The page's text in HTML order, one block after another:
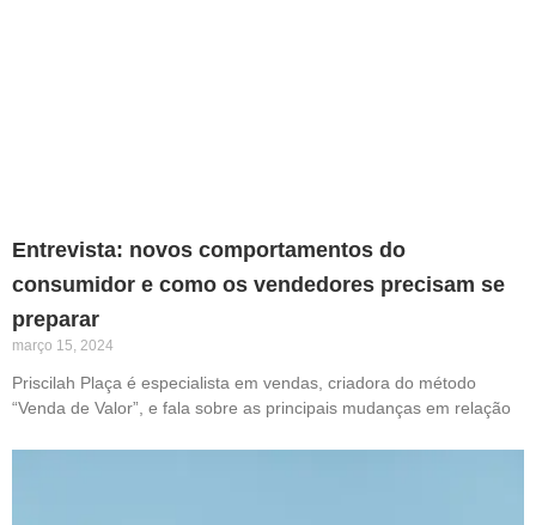
Entrevista: novos comportamentos do
consumidor e como os vendedores precisam se
preparar
março 15, 2024
Priscilah Plaça é especialista em vendas, criadora do método
“Venda de Valor”, e fala sobre as principais mudanças em relação